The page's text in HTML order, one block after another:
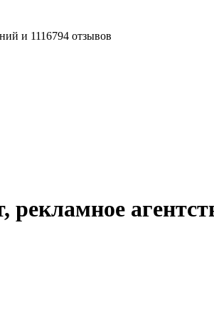
и 1116794 отзывов